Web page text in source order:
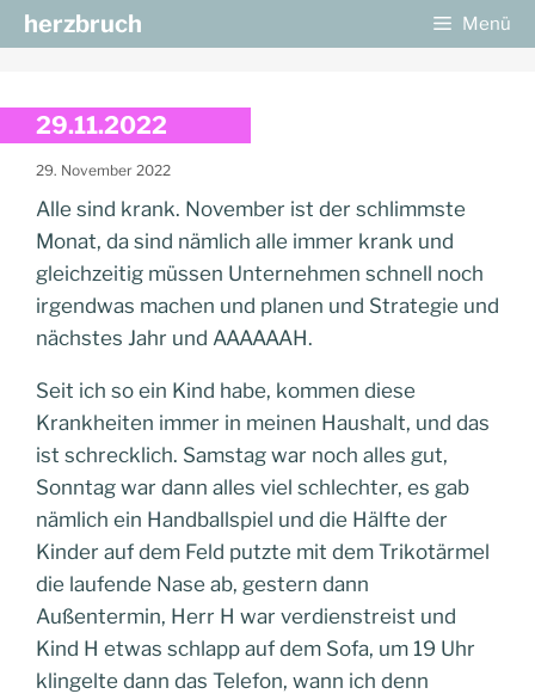
Zum
Inhalt
herzbruch Menü
29.11.2022
29. November 2022
Alle sind krank. November ist der schlimmste
Monat, da sind nämlich alle immer krank und
gleichzeitig müssen Unternehmen schnell noch
irgendwas machen und planen und Strategie und
nächstes Jahr und AAAAAAH.
Seit ich so ein Kind habe, kommen diese
Krankheiten immer in meinen Haushalt, und das
ist schrecklich. Samstag war noch alles gut,
Sonntag war dann alles viel schlechter, es gab
nämlich ein Handballspiel und die Hälfte der
Kinder auf dem Feld putzte mit dem Trikotärmel
die laufende Nase ab, gestern dann
Außentermin, Herr H war verdienstreist und
Kind H etwas schlapp auf dem Sofa, um 19 Uhr
klingelte dann das Telefon, wann ich denn